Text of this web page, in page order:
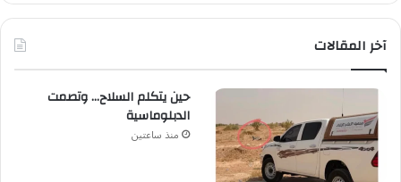
آخر المقالات
حين يتكلم السلاح… وتصمت
الدبلوماسية
منذ ساعتين